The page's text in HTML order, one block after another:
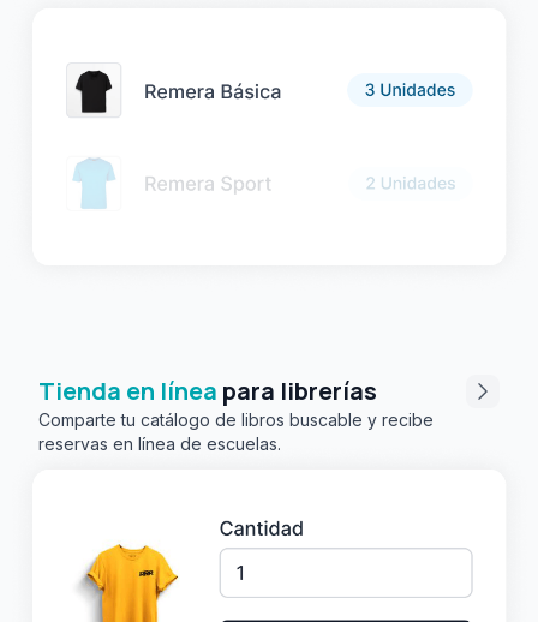
Tienda en línea para librerías
Comparte tu catálogo de libros buscable y recibe
reservas en línea de escuelas.